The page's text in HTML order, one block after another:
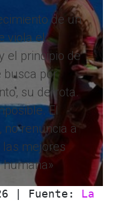
de un
viola el
el principio de
busca por
su derrota.
El
renuncia a
las mejores
| Fuente:
La